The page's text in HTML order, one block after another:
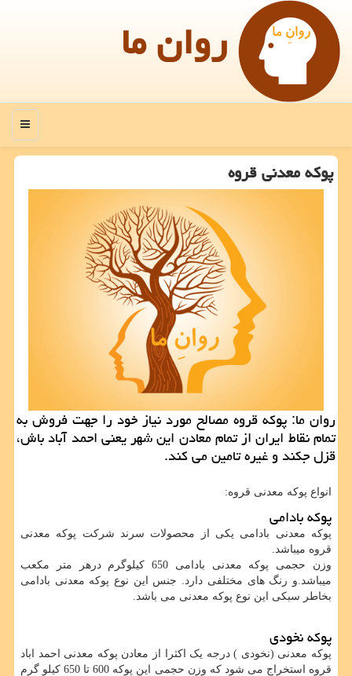
روان ما
منو
پوكه معدنی قروه
روان ما: پوكه قروه مصالح مورد نیاز خود را جهت فروش به
تمام نقاط ایران از تمام معادن این شهر یعنی احمد آباد باش،
قزل جكند و غیره تامین می كند.
انواع پوکه معدنی قروه:
پوکه بادامی
پوکه معدنی بادامی یکی از محصولات سرند شرکت پوکه معدنی
قروه میباشد.
وزن حجمی پوکه معدنی بادامی 650 کیلوگرم درهر متر مکعب
میباشد.و رنگ های مختلفی دارد. جنس این نوع پوکه معدنی بادامی
بخاطر سبکی این نوع پوکه معدنی می باشد.
پوکه نخودی
پوکه معدنی (نخودی ) درجه یک اکثرا از معادن پوکه معدنی احمد اباد
قروه استخراج می شود که وزن حجمی این پوکه 600 تا 650 کیلو گرم